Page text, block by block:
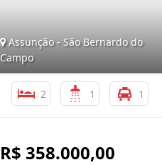
Assunção - São Bernardo do
Campo
2 1 1
R$ 358.000,00